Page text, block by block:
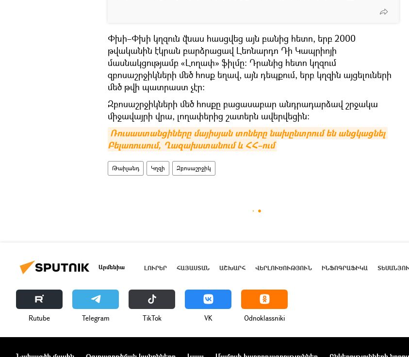
Փխի–Փխի կղզուն վնաս հասցվեց այն բանից հետո, երբ 2000
թվականին էկրան բարձրացավ Լեոնարդո Դի Կապրիոյի
մասնակցությամբ «Լողափ» ֆիլմը։ Դրանից հետո կղզում
զբոսաշրջիկների մեծ հոսք եղավ, այն դեպքում, երբ կղզին այցելուների
մեծ թվի պատրաստ չէր։
Զբոսաշրջիկների մեծ հոսքը բացասաբար անդրադարձավ շրջակա
միջավայրի վրա, լողափերից շատերն ավերվեցին։
Ռուսաստանցիները մայիսյան տոները նախընտրում են անցկացնել
Բելառուսում, Ղազախստանում և ՀՀ–ում
Թաիլանդ Կղզի Զբոսաշրջիկ
Արմենիա ԼՈՒՐԵՐ ՀԱՅԱՍՏԱՆ ԱՇԽԱՐՀ ՎԵՐԼՈՒԾՈՒԹՅՈՒՆ ԻՆՖՈԳՐԱՖԻԿԱ
Rutube Telegram ТikТоk VK Odnoklassniki